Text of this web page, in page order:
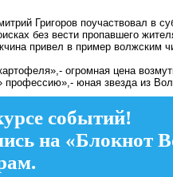
Григоров поучаствовал в
без вести пропавшего
привел в пример волжским
огромная цена
юная звезда из
событий!
на «Блокнот